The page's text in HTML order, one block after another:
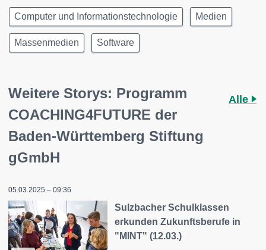
Computer und Informationstechnologie Medien
Massenmedien Software
Weitere Storys: Programm
COACHING4FUTURE der
Baden-Württemberg Stiftung
gGmbH
Alle
05.03.2025 – 09:36
Sulzbacher Schulklassen
erkunden Zukunftsberufe in
"MINT" (12.03.)